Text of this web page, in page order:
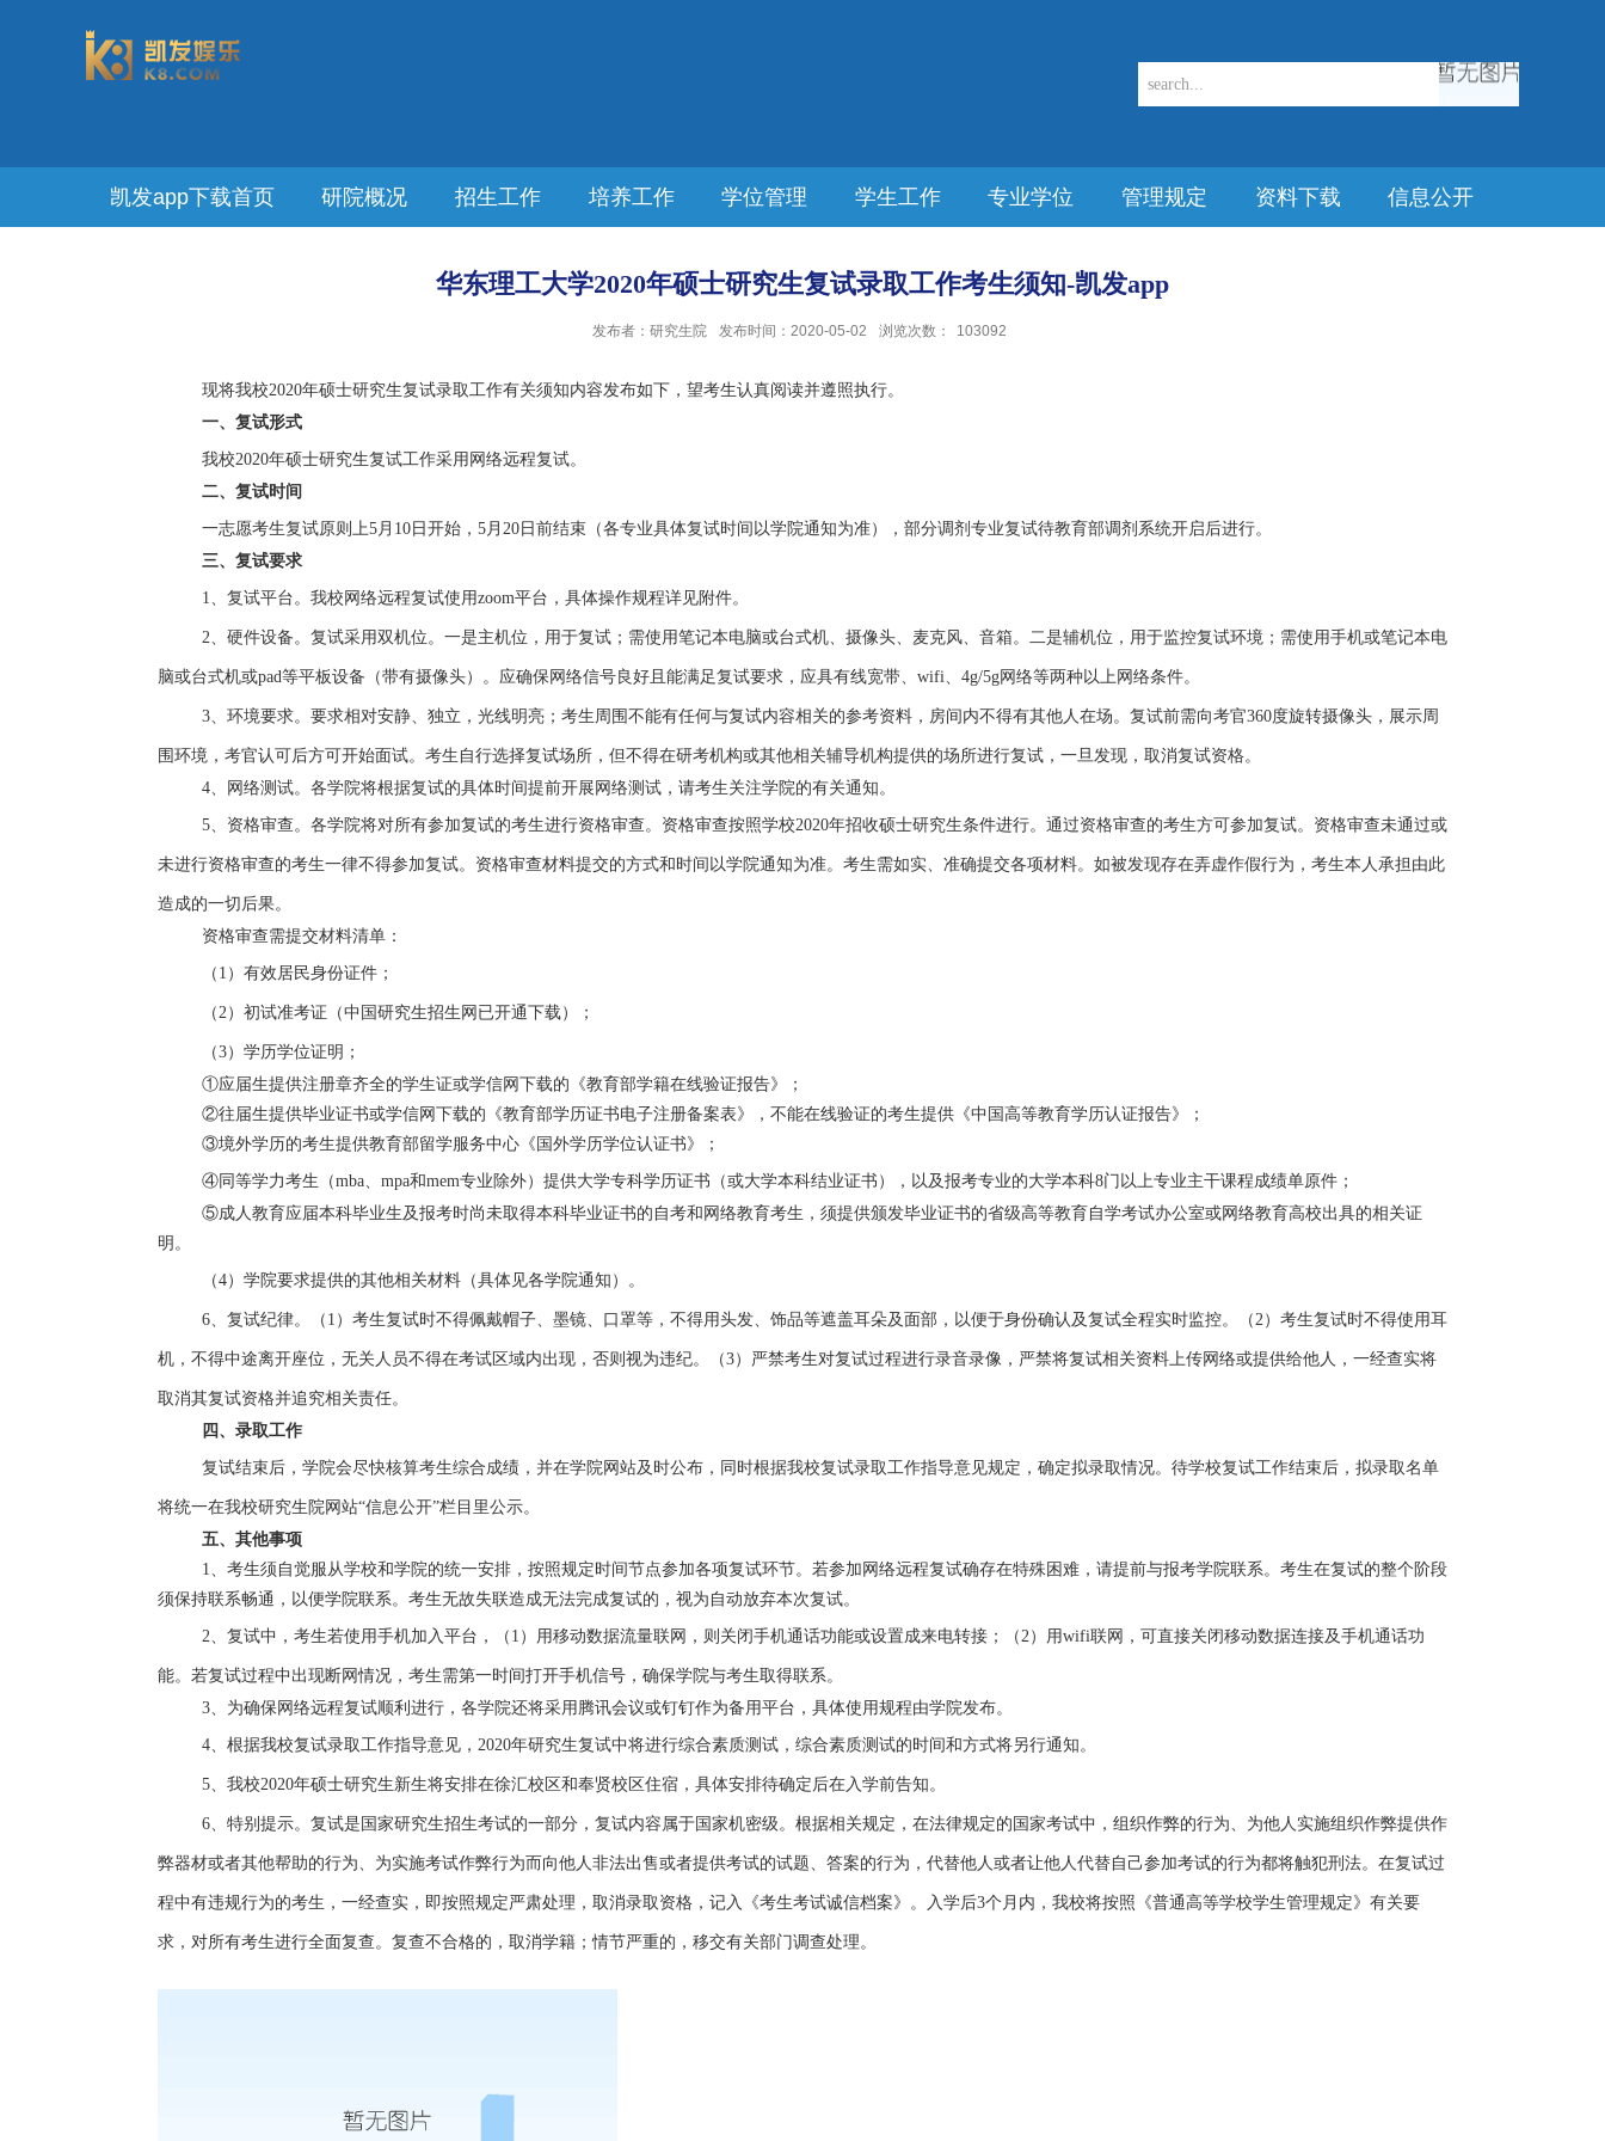
凯发app下载首页 研院概况 招生工作 培养工作 学位管理 学生工作 专业学位 管理规定 资料下载 信息公开
华东理工大学2020年硕士研究生复试录取工作考生须知-凯发app
发布者：研究生院 发布时间：2020-05-02 浏览次数： 103092
现将我校2020年硕士研究生复试录取工作有关须知内容发布如下，望考生认真阅读并遵照执行。
一、复试形式
我校2020年硕士研究生复试工作采用网络远程复试。
二、复试时间
一志愿考生复试原则上5月 10 日开始， 5月 20 日前结束（各专业具体复试时间以学院通知为准），部分调剂专业复试待教育部调剂系统开启后进行。
三、复试要求
1、复试平台。我校网络远程复试使用zoom平台，具体操作规程详见附件。
2、硬件设备。复试采用双机位。一是主机位，用于复试；需使用笔记本电脑或台式机、摄像头、麦克风、音箱。二是辅机位，用于监控复试环境；需使用手机或笔记本电
脑或台式机或pad等平板设备（带有摄像头）。应确保网络信号良好且能满足复试要求，应具有线宽带、 wifi、 4g/5g网络等两种以上网络条件。
3、环境要求。要求相对安静、独立，光线明亮；考生周围不能有任何与复试内容相关的参考资料，房间内不得有其他人在场。复试前需向考官360度旋转摄像头，展示周
围环境，考官认可后方可开始面试。考生自行选择复试场所，但不得在研考机构或其他相关辅导机构提供的场所进行复试，一旦发现，取消复试资格。
4、网络测试。 各学院将根据复试的具体时间提前开展网络测试，请考生关注学院的有关通知。
5、资格审查。各学院将对所有参加复试的考生进行资格审查。资格审查按照学校2020年招收硕士研究生条件进行。通过资格审查的考生方可参加复试。资格审查未通过或
未进行资格审查的考生一律不得参加复试。资格审查材料提交的方式和时间以学院通知为准。考生需如实、准确提交各项材料。如被发现存在弄虚作假行为，考生本人承担由此
造成的一切后果。
资格审查需提交材料清单：
（ 1 ）有效居民身份证件；
（2）初试准考证（中国研究生招生网已开通下载）；
（3）学历学位证明；
①应届生提供注册章齐全的学生证或学信网下载的《教育部学籍在线验证报告》；
②往届生提供毕业证书或学信网下载的《教育部学历证书电子注册备案表》，不能在线验证的考生提供《中国高等教育学历认证报告》；
③境外学历的考生提供教育部留学服务中心《国外学历学位认证书》；
④同等学力考生（mba、 mpa和mem专业除外）提供大学专科学历证书（或大学本科结业证书），以及报考专业的大学本科8门以上专业主干课程成绩单原件；
⑤成人教育应届本科毕业生及报考时尚未取得本科毕业证书的自考和网络教育考生，须提供颁发毕业证书的省级高等教育自学考试办公室或网络教育高校出具的相关证
明。
（4）学院要求提供的其他相关材料（具体见各学院通知）。
6、复试纪律。（ 1 ）考生复试时不得佩戴帽子、墨镜、口罩等，不得用头发、饰品等遮盖耳朵及面部，以便于身份确认及复试全程实时监控。（2）考生复试时不得使用耳
机，不得中途离开座位，无关人员不得在考试区域内出现，否则视为违纪。（3）严禁考生对复试过程进行录音录像，严禁将复试相关资料上传网络或提供给他人，一经查实将
取消其复试资格并追究相关责任。
四、录取工作
复试结束后，学院会尽快核算考生综合成绩，并在学院网站及时公布，同时根据我校复试录取工作指导意见规定，确定拟录取情况。待学校复试工作结束后，拟录取名单
将统一在我校研究生院网站“信息公开”栏目里公示。
五、其他事项
1、考生须自觉服从学校和学院的统一安排，按照规定时间节点参加各项复试环节。若参加网络远程复试确存在特殊困难，请提前与报考学院联系。考生在复试的整个阶段
须保持联系畅通，以便学院联系。考生无故失联造成无法完成复试的，视为自动放弃本次复试。
2、复试中，考生若使用手机加入平台，（ 1 ）用移动数据流量联网，则关闭手机通话功能或设置成来电转接；（2）用wifi联网，可直接关闭移动数据连接及手机通话功
能。若复试过程中出现断网情况，考生需第一时间打开手机信号，确保学院与考生取得联系。
3、为确保网络远程复试顺利进行，各学院还将采用腾讯会议或钉钉作为备用平台，具体使用规程由学院发布。
4、根据我校复试录取工作指导意见， 2020年研究生复试中将进行综合素质测试，综合素质测试的时间和方式将另行通知。
5、我校2020年硕士研究生新生将安排在徐汇校区和奉贤校区住宿，具体安排待确定后在入学前告知。
6、特别提示。复试是国家研究生招生考试的一部分，复试内容属于国家机密级。根据相关规定，在法律规定的国家考试中，组织作弊的行为、为他人实施组织作弊提供作
弊器材或者其他帮助的行为、为实施考试作弊行为而向他人非法出售或者提供考试的试题、答案的行为，代替他人或者让他人代替自己参加考试的行为都将触犯刑法。在复试过
程中有违规行为的考生，一经查实，即按照规定严肃处理，取消录取资格，记入《考生考试诚信档案》。入学后3个月内，我校将按照《普通高等学校学生管理规定》有关要
求，对所有考生进行全面复查。复查不合格的，取消学籍；情节严重的，移交有关部门调查处理。